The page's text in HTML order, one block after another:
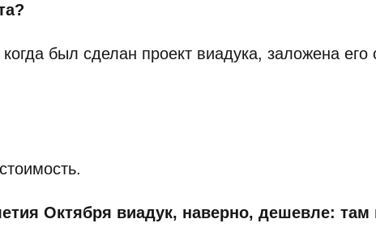
был сделан проект виадука, заложена
Октября виадук, наверно, дешевле: